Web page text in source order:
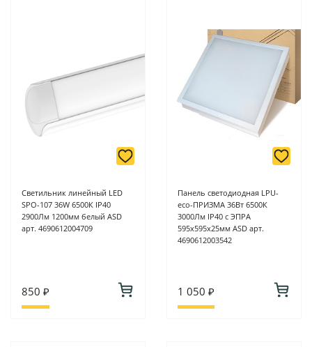
Светильник линейный LED
SPO-107 36W 6500К IP40
2900Лм 1200мм белый ASD
арт. 4690612004709
850 ₽
Панель светодиодная LPU-
eco-ПРИЗМА 36Вт 6500К
3000Лм IP40 с ЭПРА
595х595х25мм ASD арт.
4690612003542
1 050 ₽